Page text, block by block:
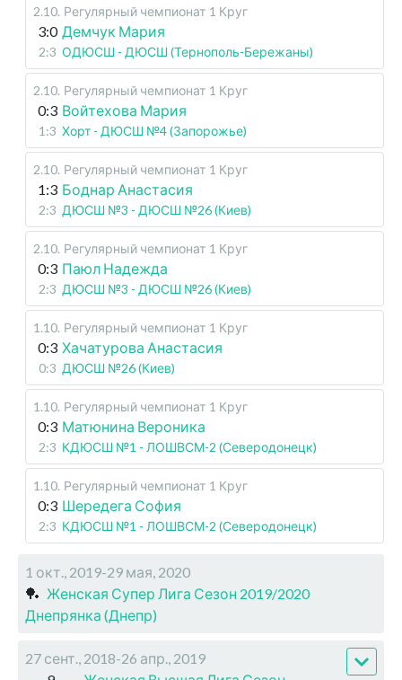
2.10. Регулярный чемпионат 1 Круг
3:0 Демчук Мария
2:3 ОДЮСШ - ДЮСШ (Тернополь-Бережаны)
2.10. Регулярный чемпионат 1 Круг
0:3 Войтехова Мария
1:3 Хорт - ДЮСШ №4 (Запорожье)
2.10. Регулярный чемпионат 1 Круг
1:3 Боднар Анастасия
2:3 ДЮСШ №3 - ДЮСШ №26 (Киев)
2.10. Регулярный чемпионат 1 Круг
0:3 Паюл Надежда
2:3 ДЮСШ №3 - ДЮСШ №26 (Киев)
1.10. Регулярный чемпионат 1 Круг
0:3 Хачатурова Анастасия
0:3 ДЮСШ №26 (Киев)
1.10. Регулярный чемпионат 1 Круг
0:3 Матюнина Вероника
2:3 КДЮСШ №1 - ЛОШВСМ-2 (Северодонецк)
1.10. Регулярный чемпионат 1 Круг
0:3 Шередега София
2:3 КДЮСШ №1 - ЛОШВСМ-2 (Северодонецк)
1 окт., 2019-29 мая, 2020
🏓 Женская Супер Лига Сезон 2019/2020
Днепрянка (Днепр)
27 сент., 2018-26 апр., 2019